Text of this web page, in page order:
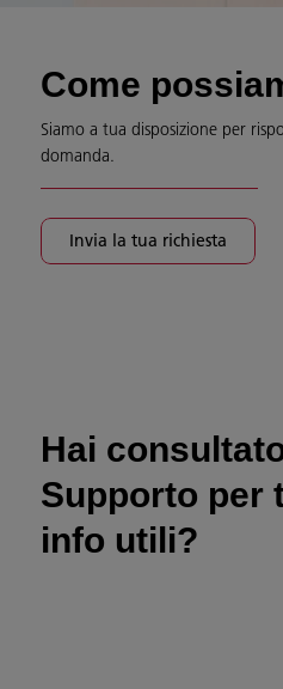
Come
Siamo a tua disposizione per
domanda.
Invia la tua richiesta
Hai
Supporto per
info utili?